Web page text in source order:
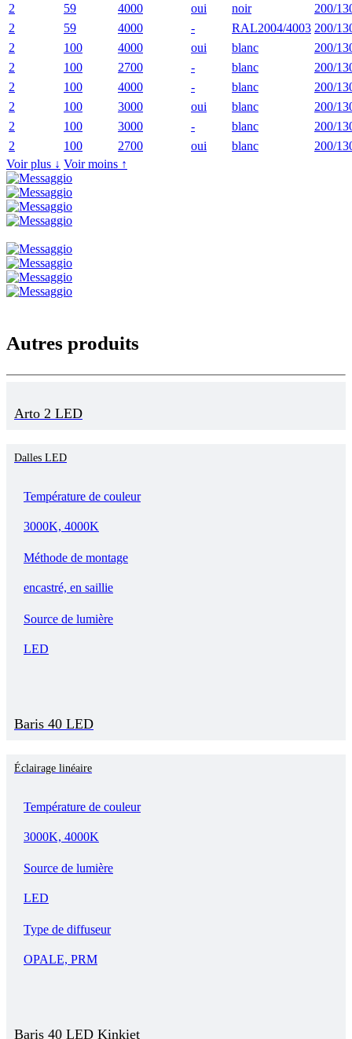
2
59 4000 oui noir
200/
2
59 4000 - RAL2004/4003 200/
2
100 4000 oui blanc
200/
2
100 2700 - blanc
200/
2
100 4000 - blanc
200/
2
100 3000 oui blanc
200/
2
100 3000 - blanc
200/
2
100 2700 oui blanc
200/
Voir plus ↓ Voir moins ↑
Autres produits
Arto 2 LED
Dalles LED
Température de couleur
3000K, 4000K
Méthode de montage
encastré, en saillie
Source de lumière
LED
Baris 40 LED
Éclairage linéaire
Température de couleur
3000K, 4000K
Source de lumière
LED
Type de diffuseur
OPALE, PRM
Baris 40 LED Kinkiet